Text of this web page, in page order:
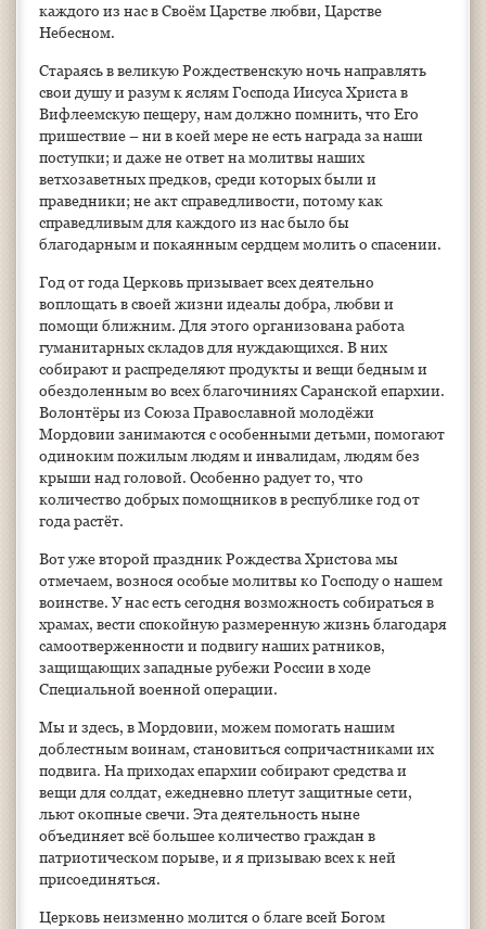
каждого из нас в Своём Царстве любви, Царстве
Небесном.
Стараясь в великую Рождественскую ночь направлять
свои душу и разум к яслям Господа Иисуса Христа в
Вифлеемскую пещеру, нам должно помнить, что Его
пришествие – ни в коей мере не есть награда за наши
поступки; и даже не ответ на молитвы наших
ветхозаветных предков, среди которых были и
праведники; не акт справедливости, потому как
справедливым для каждого из нас было бы
благодарным и покаянным сердцем молить о спасении.
Год от года Церковь призывает всех деятельно
воплощать в своей жизни идеалы добра, любви и
помощи ближним. Для этого организована работа
гуманитарных складов для нуждающихся. В них
собирают и распределяют продукты и вещи бедным и
обездоленным во всех благочиниях Саранской епархии.
Волонтёры из Союза Православной молодёжи
Мордовии занимаются с особенными детьми, помогают
одиноким пожилым людям и инвалидам, людям без
крыши над головой. Особенно радует то, что
количество добрых помощников в республике год от
года растёт.
Вот уже второй праздник Рождества Христова мы
отмечаем, вознося особые молитвы ко Господу о нашем
воинстве. У нас есть сегодня возможность собираться в
храмах, вести спокойную размеренную жизнь благодаря
самоотверженности и подвигу наших ратников,
защищающих западные рубежи России в ходе
Специальной военной операции.
Мы и здесь, в Мордовии, можем помогать нашим
доблестным воинам, становиться сопричастниками их
подвига. На приходах епархии собирают средства и
вещи для солдат, ежедневно плетут защитные сети,
льют окопные свечи. Эта деятельность ныне
объединяет всё большее количество граждан в
патриотическом порыве, и я призываю всех к ней
присоединяться.
Церковь неизменно молится о благе всей Богом